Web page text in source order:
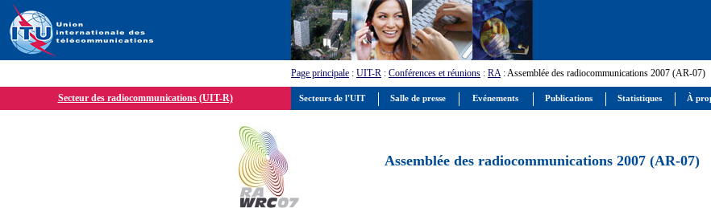
Page principale : UIT-R : Conférences et réunions : RA: Assemblée des radiocommunications 2007 (AR-07)
Secteur des radiocommunications (UIT-R)
Assemblée des radiocommunications 2007 (AR-07)
Secteurs de l'UIT Salle de presse Evénements Publications Statistiques À